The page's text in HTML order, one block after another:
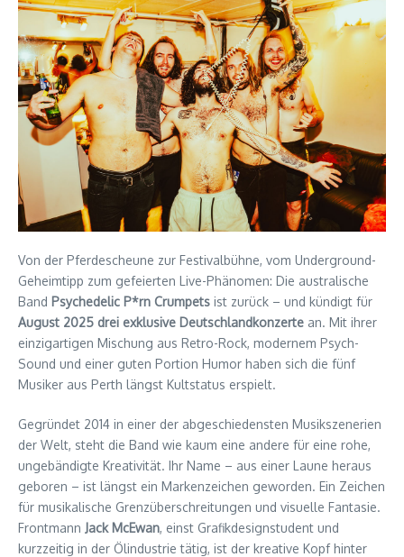
Von der Pferdescheune zur Festivalbühne, vom Underground-
Geheimtipp zum gefeierten Live-Phänomen: Die australische
Band Psychedelic P*rn Crumpets ist zurück – und kündigt für
August 2025 drei exklusive Deutschlandkonzerte an. Mit ihrer
einzigartigen Mischung aus Retro-Rock, modernem Psych-
Sound und einer guten Portion Humor haben sich die fünf
Musiker aus Perth längst Kultstatus erspielt.
Gegründet 2014 in einer der abgeschiedensten Musikszenerien
der Welt, steht die Band wie kaum eine andere für eine rohe,
ungebändigte Kreativität. Ihr Name – aus einer Laune heraus
geboren – ist längst ein Markenzeichen geworden. Ein Zeichen
für musikalische Grenzüberschreitungen und visuelle Fantasie.
Frontmann Jack McEwan, einst Grafikdesignstudent und
kurzzeitig in der Ölindustrie tätig, ist der kreative Kopf hinter